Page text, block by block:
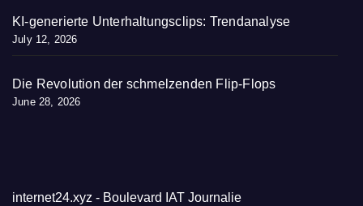
KI-generierte Unterhaltungsclips: Trendanalyse
July 12, 2026
Die Revolution der schmelzenden Flip-Flops
June 28, 2026
internet24.xyz - Boulevard IAT Journalie